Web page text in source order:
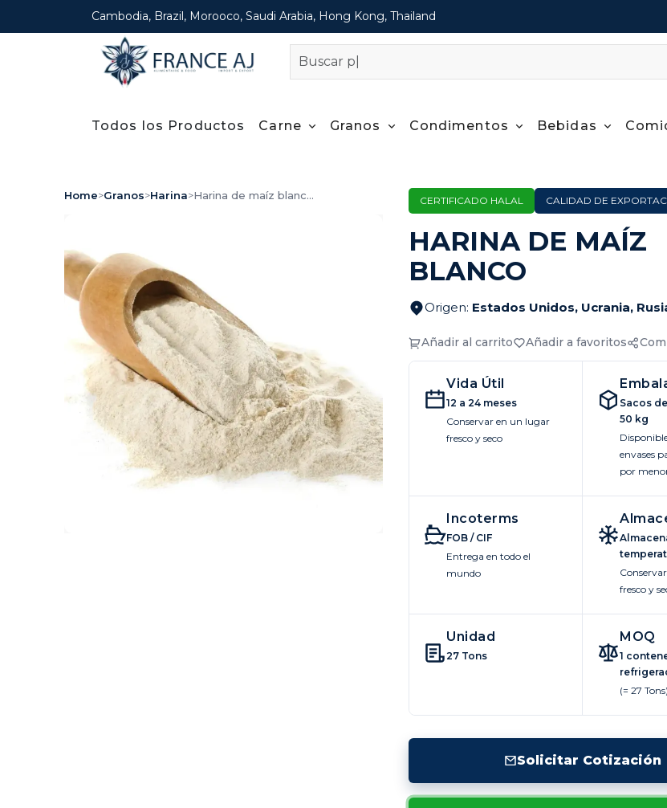
Cambodia, Brazil, Morooco, Saudi Arabia, Hong Kong, Thailand
Todos los Productos Carne Granos Condimentos Bebidas
Home>Granos>Harina>Harina de maíz blanc... CERTIFICADO HALAL CALIDAD DE
HARINA DE MAÍZ
BLANCO
Origen: Estados Unidos, Ucrania,
Añadir al carrito Añadir a favoritos
Vida Útil
12 a 24 meses
Conservar en un lugar
fresco y seco
Sacos
50 kg
envases
por
Incoterms
FOB / CIF
Entrega en todo el
mundo
fresco y
Unidad
27 Tons
MOQ
1
(= 27 Tons)
Solicitar Cotización